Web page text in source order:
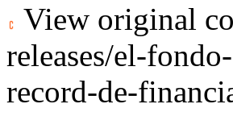
View original
releases/el-
record-de-